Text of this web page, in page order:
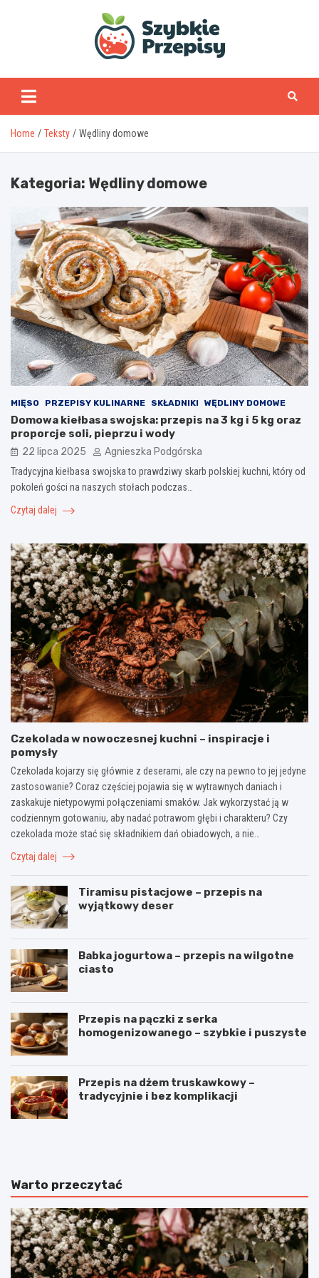
Home Teksty Wędliny domowe
Kategoria: Wędliny domowe
MIĘSO PRZEPISY KULINARNE SKŁADNIKI WĘDLINY DOMOWE
Domowa kiełbasa swojska: przepis na 3 kg i 5 kg oraz
proporcje soli, pieprzu i wody
22 lipca 2025 Agnieszka Podgórska
Tradycyjna kiełbasa swojska to prawdziwy skarb polskiej kuchni, który od
pokoleń gości na naszych stołach podczas…
Czytaj dalej
Czekolada w nowoczesnej kuchni – inspiracje i
pomysły
Czekolada kojarzy się głównie z deserami, ale czy na pewno to jej jedyne
zastosowanie? Coraz częściej pojawia się w wytrawnych daniach i
zaskakuje nietypowymi połączeniami smaków. Jak wykorzystać ją w
codziennym gotowaniu, aby nadać potrawom głębi i charakteru? Czy
czekolada może stać się składnikiem dań obiadowych, a nie…
Czytaj dalej
Tiramisu pistacjowe – przepis na
wyjątkowy deser
Babka jogurtowa – przepis na wilgotne
ciasto
Przepis na pączki z serka
homogenizowanego – szybkie i puszyste
Przepis na dżem truskawkowy –
tradycyjnie i bez komplikacji
B
z
k
i
m
l
e
c
O
z
p
o
m
i
d
o
Warto przeczytać